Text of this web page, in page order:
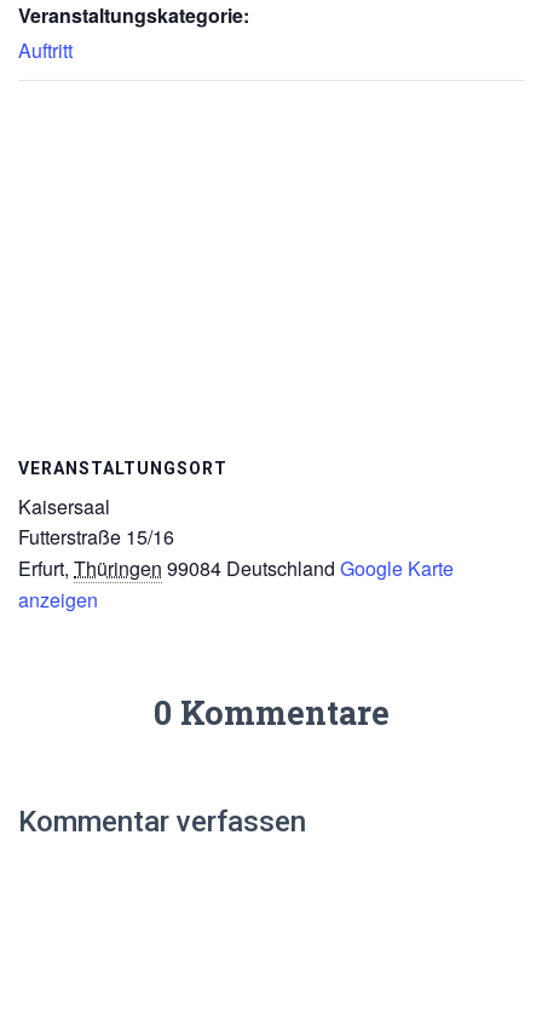
Veranstaltungskategorie:
Auftritt
VERANSTALTUNGSORT
Kaisersaal
Futterstraße 15/16
Erfurt, Thüringen 99084 Deutschland Google Karte
anzeigen
0 Kommentare
Kommentar verfassen